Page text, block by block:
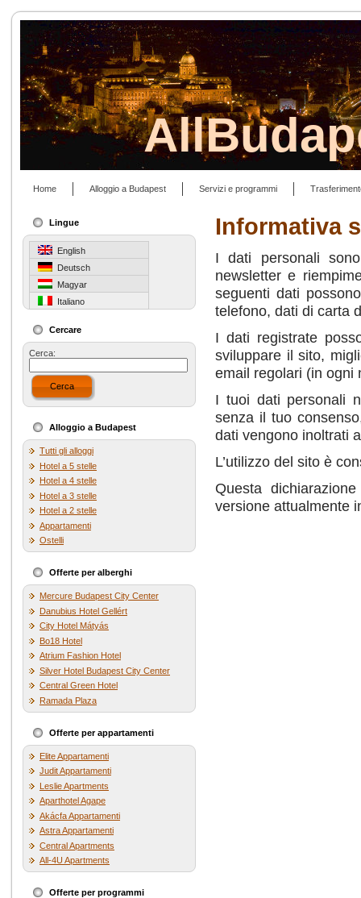
Home Alloggio a Budapest Servizi e programmi
Lingue
English
Deutsch
Magyar
Italiano
Cercare
Cerca:
Cerca
Alloggio a Budapest
Tutti gli alloggi
Hotel a 5 stelle
Hotel a 4 stelle
Hotel a 3 stelle
Hotel a 2 stelle
Appartamenti
Ostelli
Offerte per alberghi
Mercure Budapest City Center
Danubius Hotel Gellért
City Hotel Mátyás
Bo18 Hotel
Atrium Fashion Hotel
Silver Hotel Budapest City Center
Central Green Hotel
Ramada Plaza
Offerte per appartamenti
Elite Appartamenti
Judit Appartamenti
Leslie Apartments
Aparthotel Agape
Akácfa Appartamenti
Astra Appartamenti
Central Apartments
All-4U Apartments
Offerte per programmi
Informativa
I dati personali
newsletter e
seguenti dati
telefono, dati di carta
I dati registrate
sviluppare il sito,
email regolari (in ogni
I tuoi dati personali
senza il tuo
dati vengono inoltrati
L’utilizzo del sito è
Questa
versione attualmente